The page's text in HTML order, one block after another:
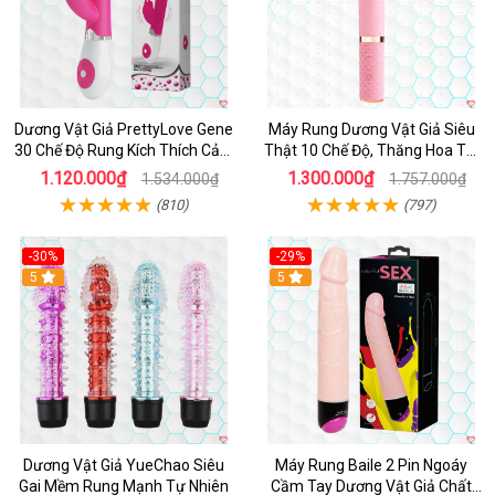
Dương Vật Giả PrettyLove Gene
30 Chế Độ Rung Kích Thích Cảm
Biến Âm Thanh
1.120.000₫ 1.534.000₫
(810)
Máy Rung Dương Vật Giả Siêu
Thật 10 Chế Độ, Thăng Hoa Tối
Ưu
1.300.000₫ 1.757.000₫
(797)
-30%
Hot
5
Dương Vật Giả YueChao Siêu
Gai Mềm Rung Mạnh Tự Nhiên
-29%
Hot
5
Máy Rung Baile 2 Pin Ngoáy
Cầm Tay Dương Vật Giả Chất